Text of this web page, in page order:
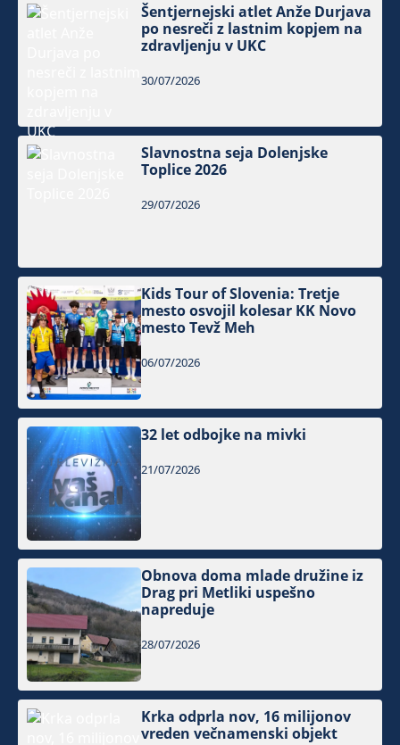
Šentjernejski atlet Anže Durjava
po nesreči z lastnim kopjem na
zdravljenju v UKC
30/07/2026
Slavnostna seja Dolenjske
Toplice 2026
29/07/2026
Kids Tour of Slovenia: Tretje
mesto osvojil kolesar KK Novo
mesto Tevž Meh
06/07/2026
32 let odbojke na mivki
21/07/2026
Obnova doma mlade družine iz
Drag pri Metliki uspešno
napreduje
28/07/2026
Krka odprla nov, 16 milijonov
vreden večnamenski objekt